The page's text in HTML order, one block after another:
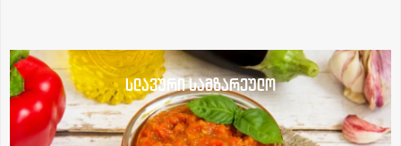
სლავური სამზარეულო